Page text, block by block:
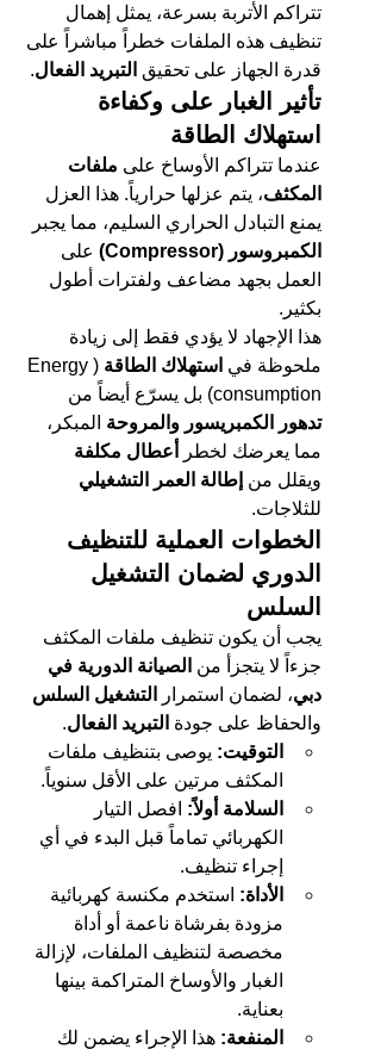
تتراكم الأتربة بسرعة، يمثل إهمال
تنظيف هذه الملفات خطراً مباشراً على
قدرة الجهاز على تحقيق التبريد الفعال.
تأثير الغبار على وكفاءة
استهلاك الطاقة
عندما تتراكم الأوساخ على ملفات
المكثف، يتم عزلها حرارياً. هذا العزل
يمنع التبادل الحراري السليم، مما يجبر
الكمبروسور (Compressor)
على
العمل بجهد مضاعف ولفترات أطول
بكثير.
هذا الإجهاد لا يؤدي فقط إلى زيادة
ملحوظة في استهلاك الطاقة
(Energy
consumption) بل يسرّع أيضاً من
تدهور الكمبريسور والمروحة المبكر،
مما يعرضك لخطر
أعطال مكلفة
ويقلل من إطالة العمر التشغيلي
للثلاجات.
الخطوات العملية للتنظيف
الدوري لضمان التشغيل
السلس
يجب أن يكون تنظيف ملفات المكثف
جزءاً لا يتجزأ من الصيانة الدورية في
دبي، لضمان استمرار
التشغيل السلس
والحفاظ على جودة التبريد الفعال.
التوقيت: يوصى بتنظيف ملفات
المكثف مرتين على الأقل سنوياً.
السلامة أولاً: افصل التيار
الكهربائي تماماً قبل البدء في أي
إجراء تنظيف.
الأداة: استخدم مكنسة كهربائية
مزودة بفرشاة ناعمة أو أداة
مخصصة لتنظيف الملفات، لإزالة
الغبار والأوساخ المتراكمة بينها
بعناية.
المنفعة: هذا الإجراء يضمن لك